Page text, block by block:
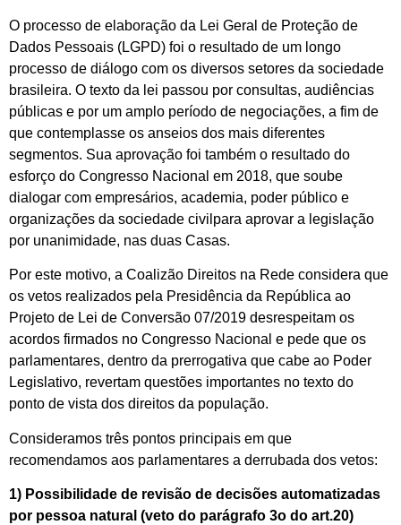
O processo de elaboração da Lei Geral de Proteção de
Dados Pessoais (LGPD) foi o resultado de um longo
processo de diálogo com os diversos setores da sociedade
brasileira. O texto da lei passou por consultas, audiências
públicas e por um amplo período de negociações, a fim de
que contemplasse os anseios dos mais diferentes
segmentos. Sua aprovação foi também o resultado do
esforço do Congresso Nacional em 2018, que soube
dialogar com empresários, academia, poder público e
organizações da sociedade civilpara aprovar a legislação
por unanimidade, nas duas Casas.
Por este motivo, a Coalizão Direitos na Rede considera que
os vetos realizados pela Presidência da República ao
Projeto de Lei de Conversão 07/2019 desrespeitam os
acordos firmados no Congresso Nacional e pede que os
parlamentares, dentro da prerrogativa que cabe ao Poder
Legislativo, revertam questões importantes no texto do
ponto de vista dos direitos da população.
Consideramos três pontos principais em que
recomendamos aos parlamentares a derrubada dos vetos:
1) Possibilidade de revisão de decisões automatizadas
por pessoa natural (veto do parágrafo 3o do art.20)